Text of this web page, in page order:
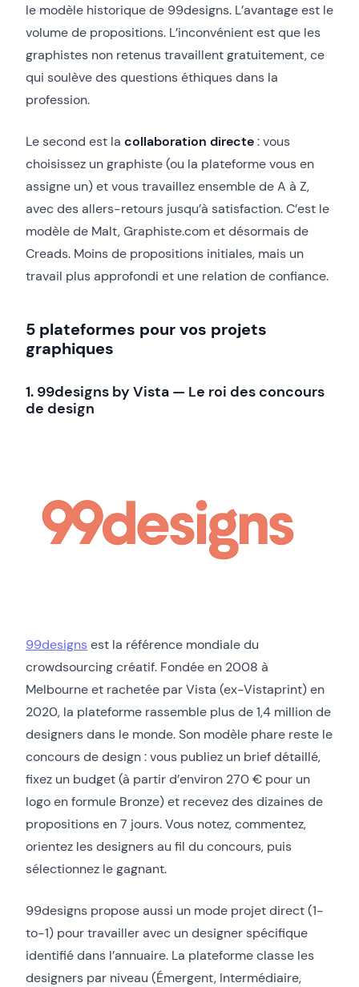
le modèle historique de 99designs. L’avantage est le
volume de propositions. L’inconvénient est que les
graphistes non retenus travaillent gratuitement, ce
qui soulève des questions éthiques dans la
profession.
Le second est la collaboration directe: vous
choisissez un graphiste (ou la plateforme vous en
assigne un) et vous travaillez ensemble de A à Z,
avec des allers-retours jusqu’à satisfaction. C’est le
modèle de Malt, Graphiste.com et désormais de
Creads. Moins de propositions initiales, mais un
travail plus approfondi et une relation de confiance.
5 plateformes pour vos projets
graphiques
1. 99designs by Vista — Le roi des concours
de design
99designsest la référence mondiale du
crowdsourcing créatif. Fondée en 2008 à
Melbourne et rachetée par Vista (ex-Vistaprint) en
2020, la plateforme rassemble plus de 1,4 million de
designers dans le monde. Son modèle phare reste le
concours de design : vous publiez un brief détaillé,
fixez un budget (à partir d’environ 270 € pour un
logo en formule Bronze) et recevez des dizaines de
propositions en 7 jours. Vous notez, commentez,
orientez les designers au fil du concours, puis
sélectionnez le gagnant.
99designs propose aussi un mode projet direct (1-
to-1) pour travailler avec un designer spécifique
identifié dans l’annuaire. La plateforme classe les
designers par niveau (Émergent, Intermédiaire,